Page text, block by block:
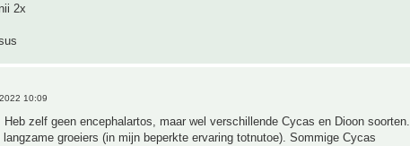
2x
10:09
zelf geen encephalartos, maar wel verschillende Cycas en Dioon soorten.
groeiers (in mijn beperkte ervaring totnutoe). Sommige Cycas